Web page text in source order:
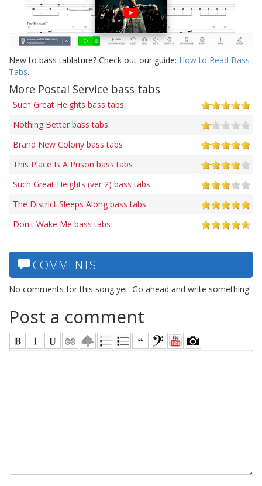
New to bass tablature? Check out our guide: How to Read Bass
Tabs.
More Postal Service bass tabs
Such Great Heights bass tabs
Nothing Better bass tabs
Brand New Colony bass tabs
This Place Is A Prison bass tabs
Such Great Heights (ver 2) bass tabs
The District Sleeps Along bass tabs
Don't Wake Me bass tabs
COMMENTS
No comments for this song yet. Go ahead and write something!
Post a comment